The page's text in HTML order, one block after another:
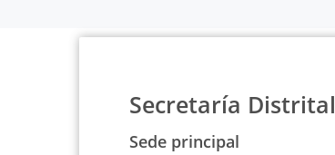
Secretaría
Sede principal